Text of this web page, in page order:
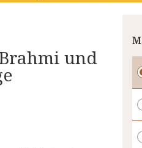
und